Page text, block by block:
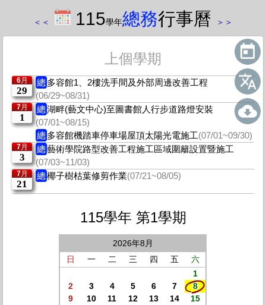
＜ ＜ 115學年總務行事曆 ＞ ＞
上個學期
6月
29
總 多容館1、2樓洗手間及外部周邊改善工程
(06/29~08/31)
7月
1
總 湖畔(藝文中心)至圖書館人行步道路燈安裝
(07/01~08/15)
總 多容館機踏車停車場屋頂太陽光電施工(07/01~09/30)
7月
3
總 藝術學院路型改善工程施工區域圍籬設置暨施工
(07/03~11/03)
7月
21
總 椰子樹枯葉修剪作業(07/21~08/05)
115學年 第1學期
2026年8月
日
一 二 三 四 五
六
1
2
3 4 5 6 7
8
9
10 11 12 13 14
15